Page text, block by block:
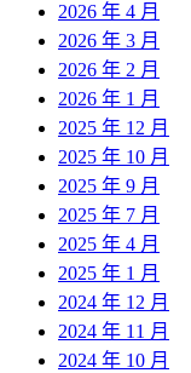
2026 年 4 月
2026 年 3 月
2026 年 2 月
2026 年 1 月
2025 年 12 月
2025 年 10 月
2025 年 9 月
2025 年 7 月
2025 年 4 月
2025 年 1 月
2024 年 12 月
2024 年 11 月
2024 年 10 月